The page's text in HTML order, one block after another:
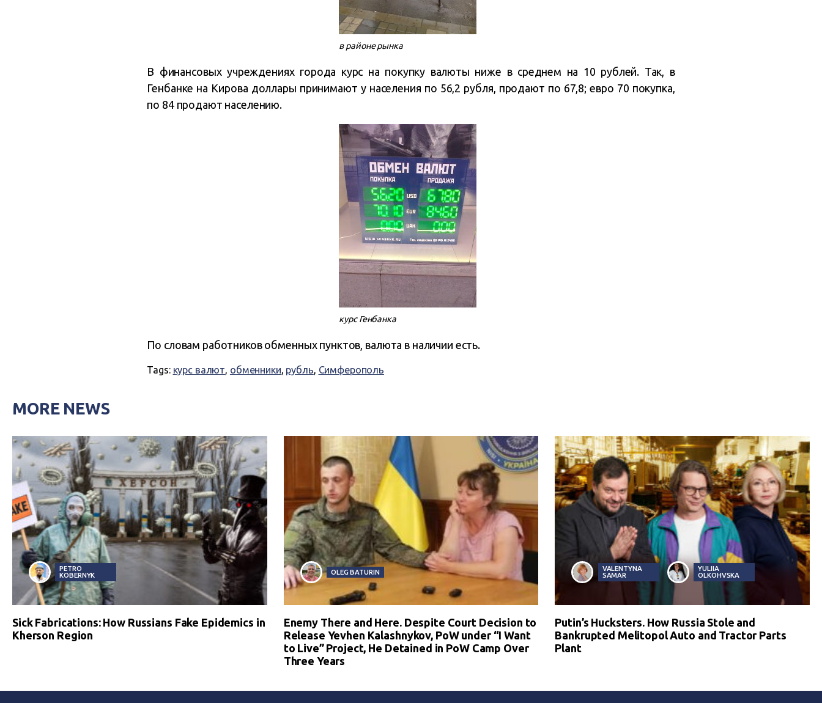
в районе рынка
В финансовых учреждениях города курс на покупку валюты ниже в среднем на 10 рублей. Так, в
Генбанке на Кирова доллары принимают у населения по 56,2 рубля, продают по 67,8; евро 70 покупка,
по 84 продают населению.
курс Генбанка
По словам работников обменных пунктов, валюта в наличии есть.
Tags: курс валют, обменники, рубль, Симферополь
MORE NEWS
PETRO
KOBERNYK
Sick Fabrications: How Russians Fake Epidemics in
Kherson Region
OLEG BATURIN
Enemy There and Here. Despite Court Decision to
Release Yevhen Kalashnykov, PoW under “I Want
to Live” Project, He Detained in PoW Camp Over
Three Years
VALENTYNA
SAMAR
YULIIA
OLKOHVSKA
Putin’s Hucksters. How Russia Stole and
Bankrupted Melitopol Auto and Tractor Parts
Plant